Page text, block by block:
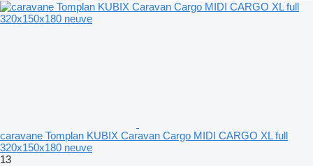
caravane Tomplan KUBIX Caravan Cargo MIDI CARGO XL full
320x150x180 neuve
13